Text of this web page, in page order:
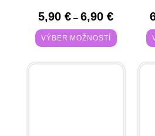
5,90€ – 6,90€
VÝBER MOŽNOSTÍ